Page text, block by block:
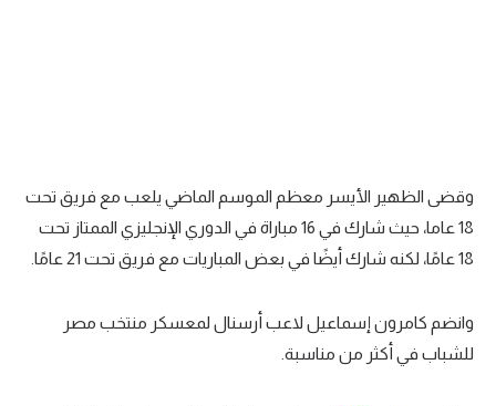
وقضى الظهير الأيسر معظم الموسم الماضي يلعب مع فريق تحت
18 عاما، حيث شارك في 16 مباراة في الدوري الإنجليزي الممتاز تحت
18 عامًا، لكنه شارك أيضًا في بعض المباريات مع فريق تحت 21 عامًا.
وانضم كامرون إسماعيل لاعب أرسنال لمعسكر منتخب مصر
للشباب في أكثر من مناسبة.